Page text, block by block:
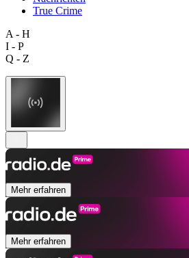
True Crime
A - H
I - P
Q - Z
Mehr erfahren
Mehr erfahren